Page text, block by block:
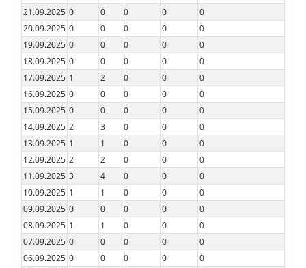
21.09.2025 0 0 0 0
0
20.09.2025 0 0 0 0
0
19.09.2025 0 0 0 0
0
18.09.2025 0 0 0 0
0
17.09.2025 1 2 0 0
0
16.09.2025 0 0 0 0
0
15.09.2025 0 0 0 0
0
14.09.2025 2 3 0 0
0
13.09.2025 1 1 0 0
0
12.09.2025 2 2 0 0
0
11.09.2025 3 4 0 0
0
10.09.2025 1 1 0 0
0
09.09.2025 0 0 0 0
0
08.09.2025 1 1 0 0
0
07.09.2025 0 0 0 0
0
06.09.2025 0 0 0 0
0